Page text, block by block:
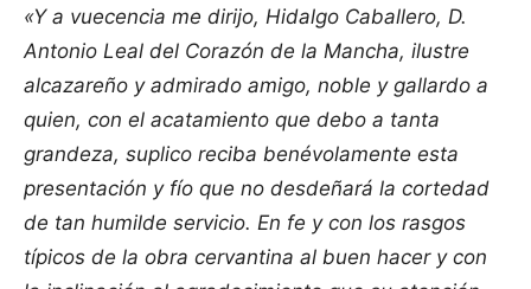
«Y a vuecencia me dirijo, Hidalgo Caballero, D.
Antonio Leal del Corazón de la Mancha, ilustre
alcazareño y admirado amigo, noble y gallardo a
quien, con el acatamiento que debo a tanta
grandeza, suplico reciba benévolamente esta
presentación y fío que no desdeñará la cortedad
de tan humilde servicio. En fe y con los rasgos
típicos de la obra cervantina al buen hacer y con